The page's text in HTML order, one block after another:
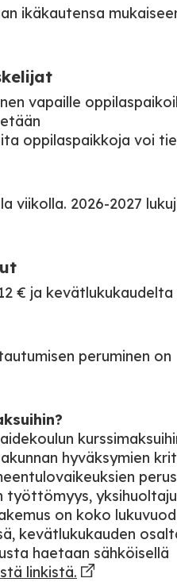
ikäkautensa
vapaille
oppilaspaikkoja voi
viikolla. 2026-2027
€ ja kevätlukukaudelta
peruminen on
hyväksymien
työttömyys,
on koko
kevätlukukauden
haetaan sähköisellä
linkistä.